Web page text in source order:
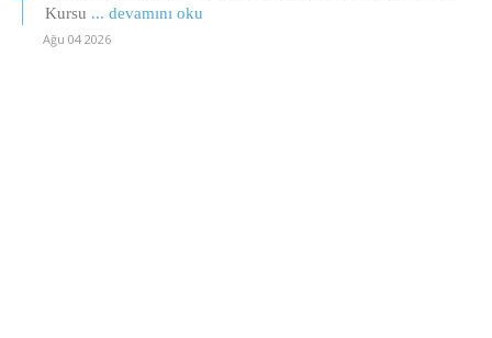
Kursu ... devamını oku
Ağu 04 2026